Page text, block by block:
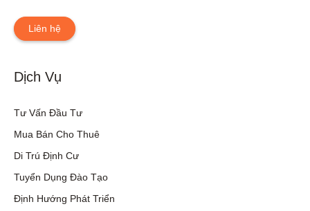
Liên hệ
Dịch Vụ
Tư Vấn Đầu Tư
Mua Bán Cho Thuê
Di Trú Định Cư
Tuyển Dụng Đào Tạo
Định Hướng Phát Triển